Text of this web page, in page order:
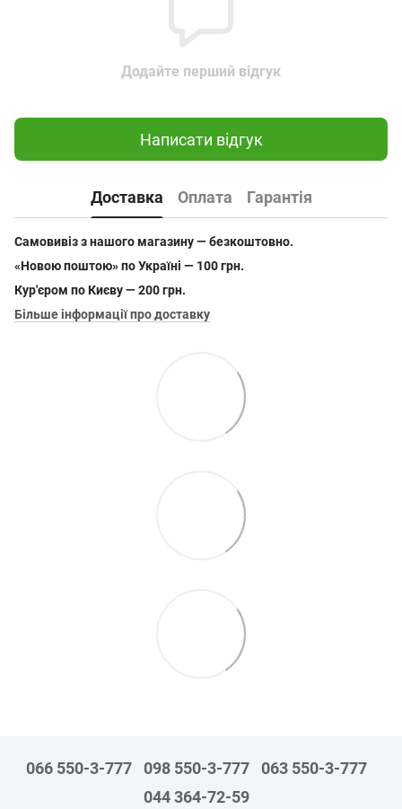
Додайте перший відгук
Написати відгук
Доставка Оплата Гарантія
Самовивіз з нашого магазину — безкоштовно.
«Новою поштою» по Україні — 100 грн.
Кур'єром по Києву — 200 грн.
Більше інформації про доставку
066 550-3-777 098 550-3-777
063 550-3-777
044 364-72-59